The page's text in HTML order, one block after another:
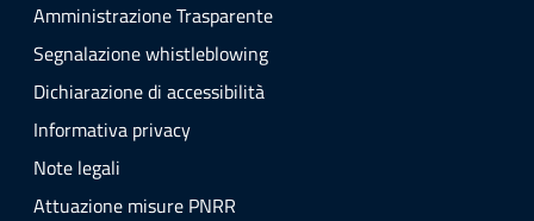
Amministrazione Trasparente
Segnalazione whistleblowing
Dichiarazione di accessibilità
Informativa privacy
Note legali
Attuazione misure PNRR